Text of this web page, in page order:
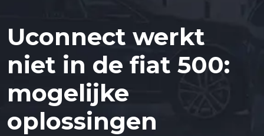
Uconnect werkt
niet in de fiat 500:
mogelijke
oplossingen